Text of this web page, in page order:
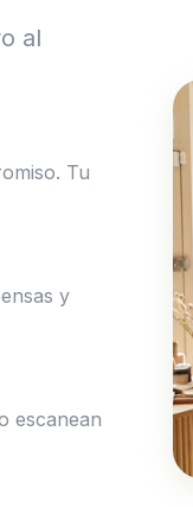
al
Tu
y
escanean